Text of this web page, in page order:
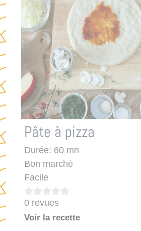
Pâte à pizza
Durée: 60 mn
Bon marché
Facile

0 revues
Voir la recette